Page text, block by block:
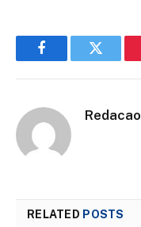
FacebookTwitter
RELATED POSTS